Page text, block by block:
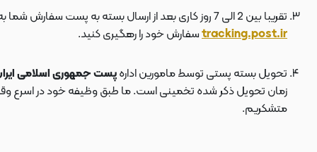
تقریبا بین 2 الی 7 روز کاری بعد از ارسال بسته به پست سفارش شما به دستتان می رسد . بعد از ارسال بسته به پست ، کد مرسوله هم برای شما پیامک می شود که توسط آن می توانید در سایت پست به نشانی
tracking.post.irسفارش خود را رهگیری کنید.
تحویل بسته پستی توسط مامورین ادارهپست جمهوری اسلامی
زمان تحویل ذکر شده تخمینی است. ما طبق وظیفه خود در اسرع وقت
متشکریم.